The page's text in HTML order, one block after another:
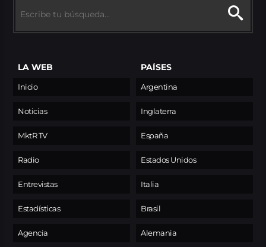
LA WEB
Inicio
Noticias
MktR TV
Radio
Entrevistas
Estadísticas
Agencia
PAÍSES
Argentina
Inglaterra
España
Estados Unidos
Italia
Brasil
Alemania